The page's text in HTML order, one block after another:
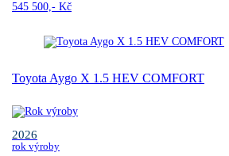
545 500,- Kč
Toyota Aygo X 1.5 HEV COMFORT
2026
rok výroby